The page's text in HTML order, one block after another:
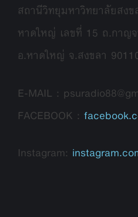
สถานีวิทยุมหาวิทยาลัยสง
หาดใหญ่ เลขที่ 15 ถ.กา
อ.หาดใหญ่ จ.สงขลา
E-MAIL :
FACEBOOK :
Instagram: